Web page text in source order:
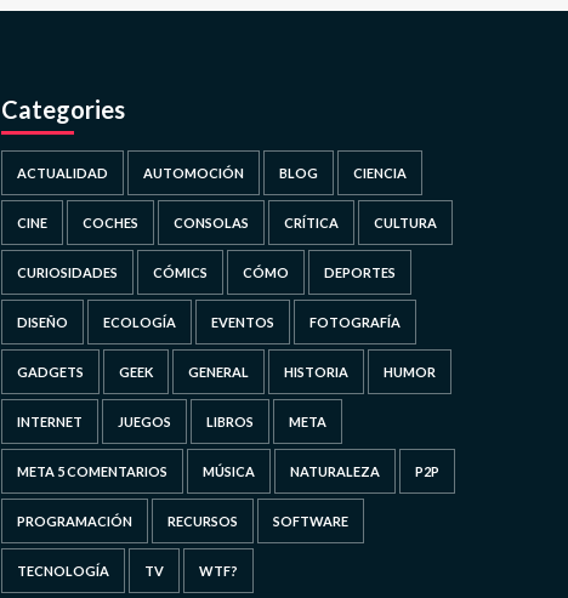
Categories
ACTUALIDAD AUTOMOCIÓN BLOG CIENCIA
CINE COCHES CONSOLAS CRÍTICA CULTURA
CURIOSIDADES CÓMICS CÓMO DEPORTES
DISEÑO ECOLOGÍA EVENTOS FOTOGRAFÍA
GADGETS GEEK GENERAL HISTORIA HUMOR
INTERNET JUEGOS LIBROS META
META 5 COMENTARIOS MÚSICA NATURALEZA P2P
PROGRAMACIÓN RECURSOS SOFTWARE
TECNOLOGÍA TV WTF?